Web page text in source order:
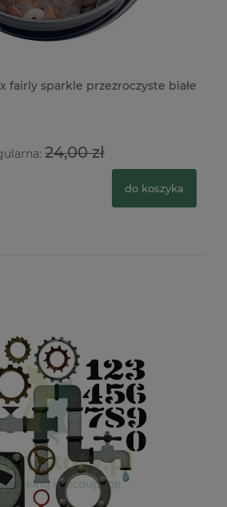
fairly sparkle przezroczyste białe
24,00 zł
do koszyka